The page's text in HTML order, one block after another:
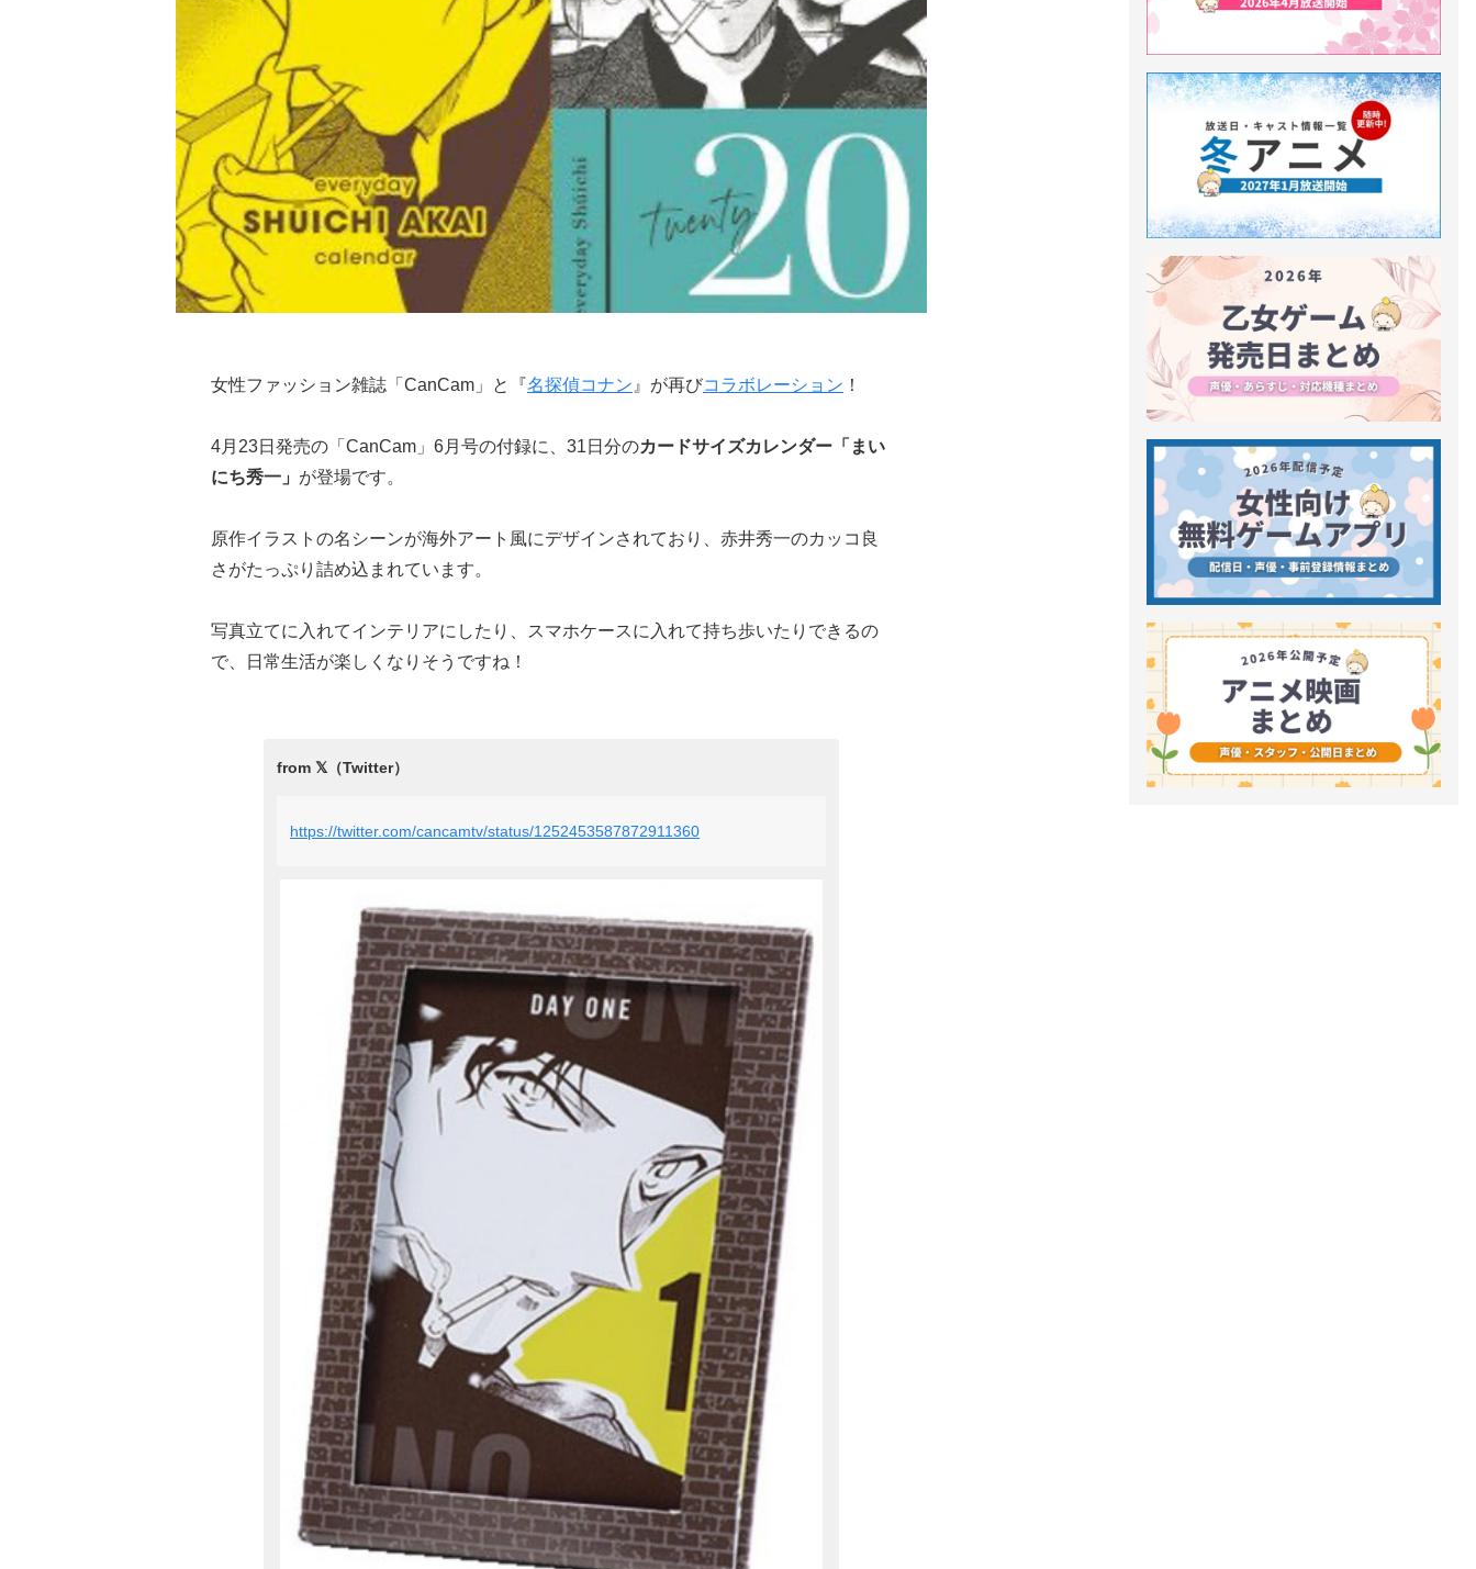
女性ファッション雑誌「CanCam」と『名探偵コナン 』が再びコラボレーション ！
4月23日発売の「CanCam」6月号の付録に、31日分のカードサイズカレンダー「まい
にち秀一」 が登場です。
原作イラストの名シーンが海外アート風にデザインされており、赤井秀一のカッコ良
さがたっぷり詰め込まれています。
写真立てに入れてインテリアにしたり、スマホケースに入れて持ち歩いたりできるの
で、日常生活が楽しくなりそうですね！
https://twitter.com/cancamtv/status/1252453587872911360